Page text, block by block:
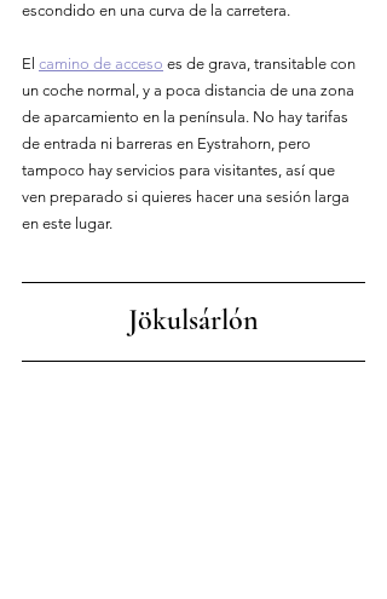
escondido en una curva de la carretera.
El camino de acceso es de grava, transitable con
un coche normal, y a poca distancia de una zona
de aparcamiento en la península. No hay tarifas
de entrada ni barreras en Eystrahorn, pero
tampoco hay servicios para visitantes, así que
ven preparado si quieres hacer una sesión larga
en este lugar.
Jökulsárlón